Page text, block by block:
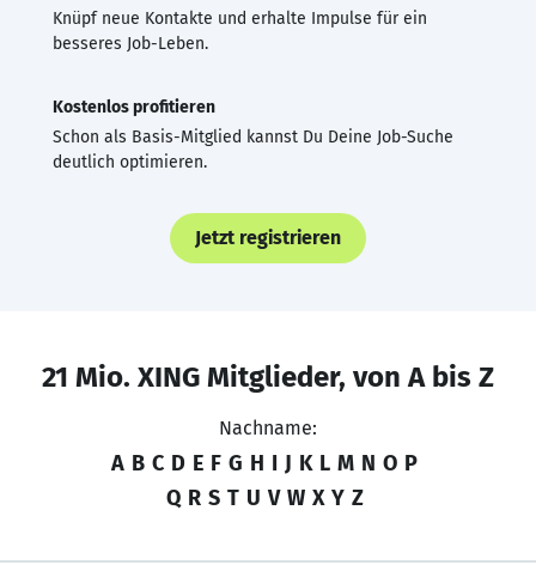
Knüpf neue Kontakte und erhalte Impulse für ein
besseres Job-Leben.
Kostenlos profitieren
Schon als Basis-Mitglied kannst Du Deine Job-Suche
deutlich optimieren.
Jetzt registrieren
21 Mio. XING Mitglieder, von A bis Z
Nachname:
A B C D E F G H I J K L M N O P
Q R S T U V W X Y Z